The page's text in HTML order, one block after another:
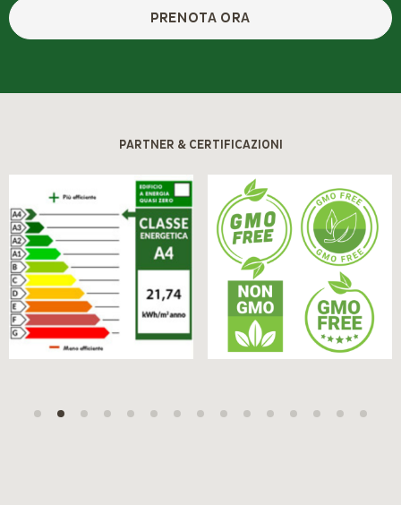
PRENOTA ORA
PARTNER & CERTIFICAZIONI